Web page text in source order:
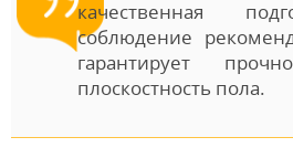
качественная
соблюдение
гарантирует
плоскостность пола.